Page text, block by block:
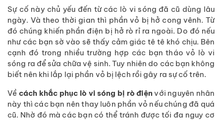
Sự cố này chủ yếu đến từ các lò vi sóng đã cũ dùng lâu
ngày. Và theo thời gian thì phần vỏ bị hở cong vênh. Từ
đó chúng khiến phần điện bị hở rò rỉ ra ngoài. Do đó nếu
như các bạn sờ vào sẽ thấy cảm giác tê tê khó chịu. Bên
cạnh đó trong nhiều trường hợp các bạn tháo vỏ lò vi
sóng ra để sửa chữa vệ sinh. Tuy nhiên do các bạn không
biết nên khi lắp lại phần vỏ bị lệch rồi gây ra sự cố trên.
Về cách khắc phục lò vi sóng bị rò điện với nguyên nhân
này thì các bạn nên thay luôn phần vỏ nếu chúng đã quá
cũ. Nhờ đó mà các bạn có thể tránh được tối đa nguy cơ